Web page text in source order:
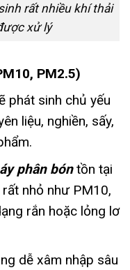
rất nhiều khí thải
xử lý
PM2.5)
phát sinh chủ yếu
liệu, nghiền, sấy,
phân bóntồn tại
nhỏ như PM10,
rắn hoặc lỏng lơ
dễ xâm nhập sâu